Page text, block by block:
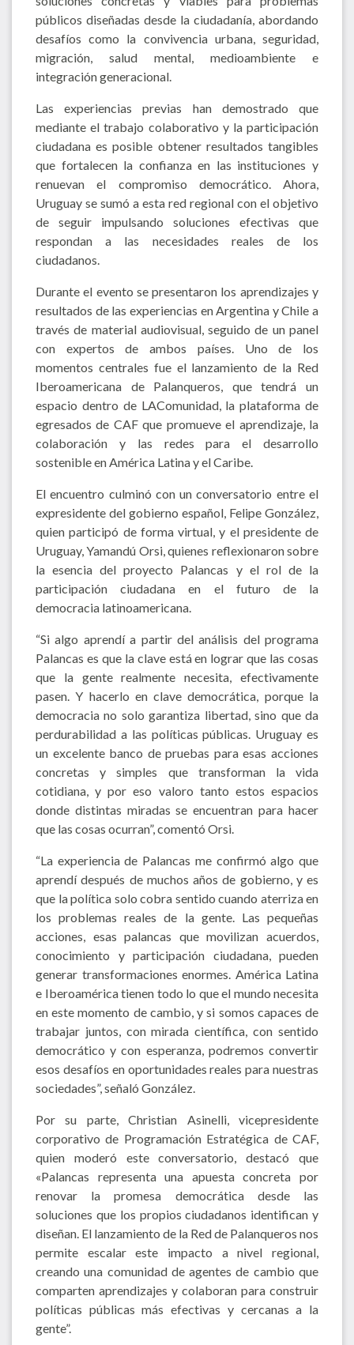
públicos diseñadas desde la ciudadanía, abordando
desafíos como la convivencia urbana, seguridad,
migración, salud mental, medioambiente e
integración generacional.
Las experiencias previas han demostrado que
mediante el trabajo colaborativo y la participación
ciudadana es posible obtener resultados tangibles
que fortalecen la confianza en las instituciones y
renuevan el compromiso democrático. Ahora,
Uruguay se sumó a esta red regional con el objetivo
de seguir impulsando soluciones efectivas que
respondan a las necesidades reales de los
ciudadanos.
Durante el evento se presentaron los aprendizajes y
resultados de las experiencias en Argentina y Chile a
través de material audiovisual, seguido de un panel
con expertos de ambos países. Uno de los
momentos centrales fue el lanzamiento de la Red
Iberoamericana de Palanqueros, que tendrá un
espacio dentro de LAComunidad, la plataforma de
egresados de CAF que promueve el aprendizaje, la
colaboración y las redes para el desarrollo
sostenible en América Latina y el Caribe.
El encuentro culminó con un conversatorio entre el
expresidente del gobierno español, Felipe González,
quien participó de forma virtual, y el presidente de
Uruguay, Yamandú Orsi, quienes reflexionaron sobre
la esencia del proyecto Palancas y el rol de la
participación ciudadana en el futuro de la
democracia latinoamericana.
“Si algo aprendí a partir del análisis del programa
Palancas es que la clave está en lograr que las cosas
que la gente realmente necesita, efectivamente
pasen. Y hacerlo en clave democrática, porque la
democracia no solo garantiza libertad, sino que da
perdurabilidad a las políticas públicas. Uruguay es
un excelente banco de pruebas para esas acciones
concretas y simples que transforman la vida
cotidiana, y por eso valoro tanto estos espacios
donde distintas miradas se encuentran para hacer
que las cosas ocurran”, comentó Orsi.
“La experiencia de Palancas me confirmó algo que
aprendí después de muchos años de gobierno, y es
que la política solo cobra sentido cuando aterriza en
los problemas reales de la gente. Las pequeñas
acciones, esas palancas que movilizan acuerdos,
conocimiento y participación ciudadana, pueden
generar transformaciones enormes. América Latina
e Iberoamérica tienen todo lo que el mundo necesita
en este momento de cambio, y si somos capaces de
trabajar juntos, con mirada científica, con sentido
democrático y con esperanza, podremos convertir
esos desafíos en oportunidades reales para nuestras
sociedades”, señaló González.
Por su parte, Christian Asinelli, vicepresidente
corporativo de Programación Estratégica de CAF,
quien moderó este conversatorio, destacó que
«Palancas representa una apuesta concreta por
renovar la promesa democrática desde las
soluciones que los propios ciudadanos identifican y
diseñan. El lanzamiento de la Red de Palanqueros nos
permite escalar este impacto a nivel regional,
creando una comunidad de agentes de cambio que
comparten aprendizajes y colaboran para construir
políticas públicas más efectivas y cercanas a la
gente”.